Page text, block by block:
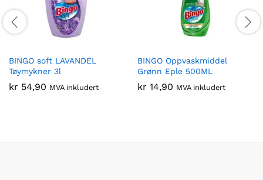
BINGO soft LAVANDEL
Tøymykner 3l
kr 54,90 MVA inkludert
BINGO Oppvaskmiddel
Grønn Eple 500ML
kr 14,90 MVA inkludert